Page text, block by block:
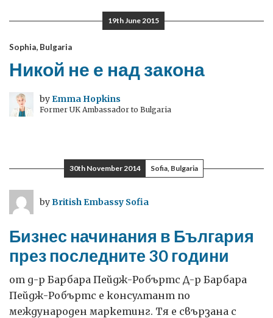
19th June 2015
Sophia, Bulgaria
Никой не е над закона
by Emma Hopkins
Former UK Ambassador to Bulgaria
30th November 2014 Sofia, Bulgaria
byBritish Embassy Sofia
Бизнес начинания в България
през последните 30 години
от д-р Барбара Пейдж-Робъртс Д-р Барбара
Пейдж-Робъртс е консултант по
международен маркетинг. Тя е свързана с